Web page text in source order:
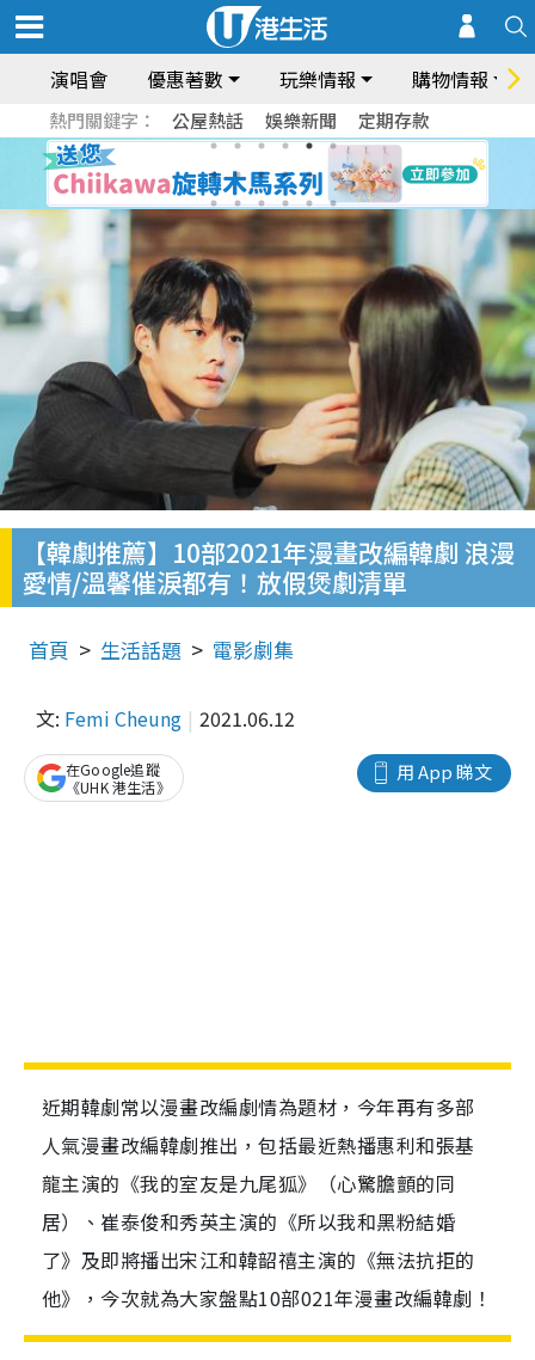
演唱會 優惠著數 玩樂情報 購物情報
熱門關鍵字： 公屋熱話 娛樂新聞 定期存款
【韓劇推薦】10部2021年漫畫改編韓劇 浪漫
愛情/溫馨催淚都有！放假煲劇清單
首頁 生活話題 電影劇集
文: Femi Cheung 2021.06.12
用 App 睇文
在Google追蹤
《UHK 港生活》
近期韓劇常以漫畫改編劇情為題材，今年再有多部
人氣漫畫改編韓劇推出，包括最近熱播惠利和張基
龍主演的《我的室友是九尾狐》（心驚膽顫的同
居）、崔泰俊和秀英主演的《所以我和黑粉結婚
了》及即將播出宋江和韓韶禧主演的《無法抗拒的
他》，今次就為大家盤點10部021年漫畫改編韓劇！